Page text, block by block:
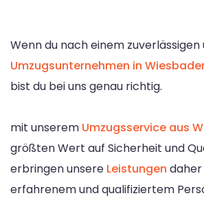
Wenn du nach einem
Umzugsunternehmen in
bist du bei uns genau richtig.
mit unserem Umzugsservice aus
größten Wert auf Sicherheit und
erbringen unsere Leistungen
erfahrenem und qualifiziertem